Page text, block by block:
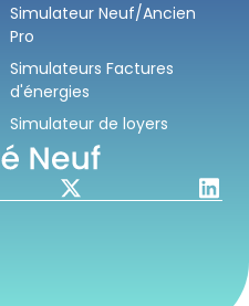
Simulateur Neuf/Ancien
Pro
Simulateurs Factures
d'énergies
Simulateur de loyers